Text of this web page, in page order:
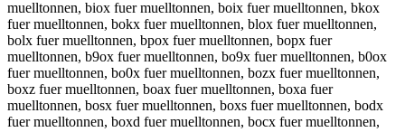
muelltonnen, biox fuer muelltonnen, boix fuer muelltonnen, bkox
fuer muelltonnen, bokx fuer muelltonnen, blox fuer muelltonnen,
bolx fuer muelltonnen, bpox fuer muelltonnen, bopx fuer
muelltonnen, b9ox fuer muelltonnen, bo9x fuer muelltonnen, b0ox
fuer muelltonnen, bo0x fuer muelltonnen, bozx fuer muelltonnen,
boxz fuer muelltonnen, boax fuer muelltonnen, boxa fuer
muelltonnen, bosx fuer muelltonnen, boxs fuer muelltonnen, bodx
fuer muelltonnen, boxd fuer muelltonnen, bocx fuer muelltonnen,